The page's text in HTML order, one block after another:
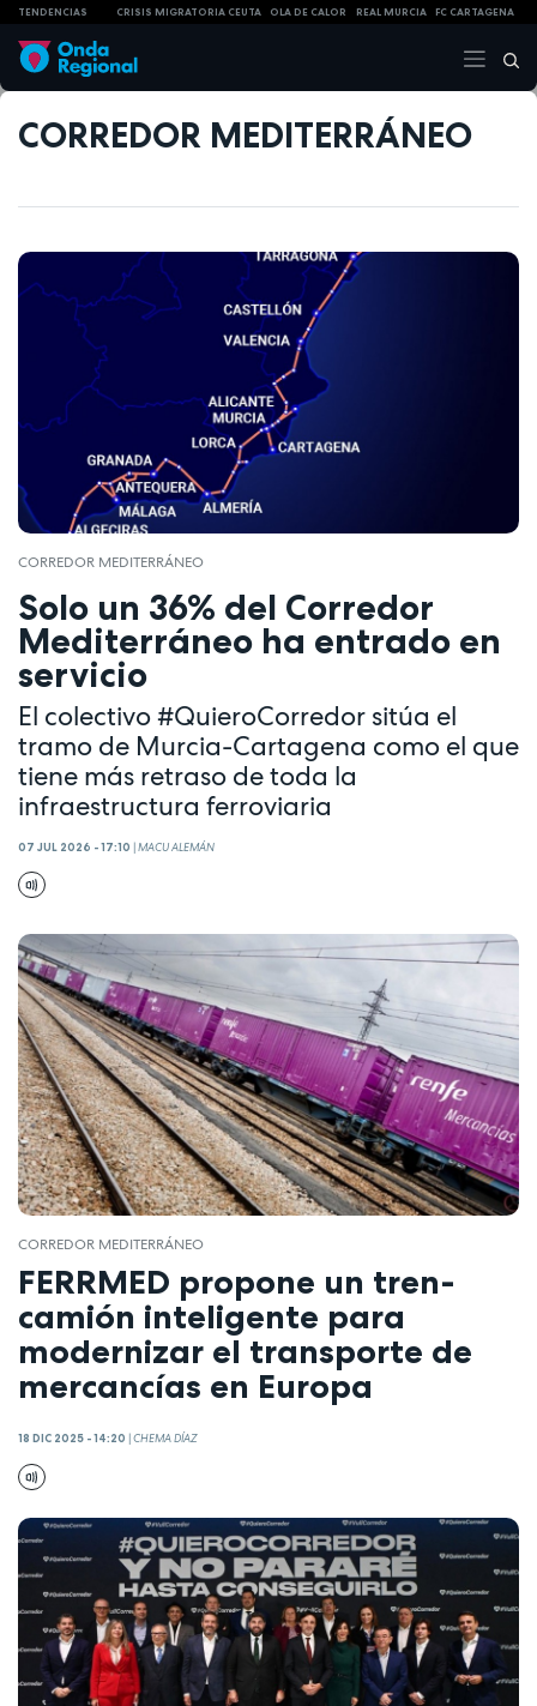
TENDENCIAS CRISIS MIGRATORIA CEUTA OLA DE CALOR REAL MURCIA FC CARTAGENA
CORREDOR MEDITERRÁNEO
CORREDOR MEDITERRÁNEO
Solo un 36% del Corredor
Mediterráneo ha entrado en
servicio
El colectivo #QuieroCorredor sitúa el
tramo de Murcia-Cartagena como el que
tiene más retraso de toda la
infraestructura ferroviaria
07 JUL 2026 - 17:10 |MACU ALEMÁN
CORREDOR MEDITERRÁNEO
FERRMED propone un tren-
camión inteligente para
modernizar el transporte de
mercancías en Europa
18 DIC 2025 - 14:20 CHEMA DÍAZ